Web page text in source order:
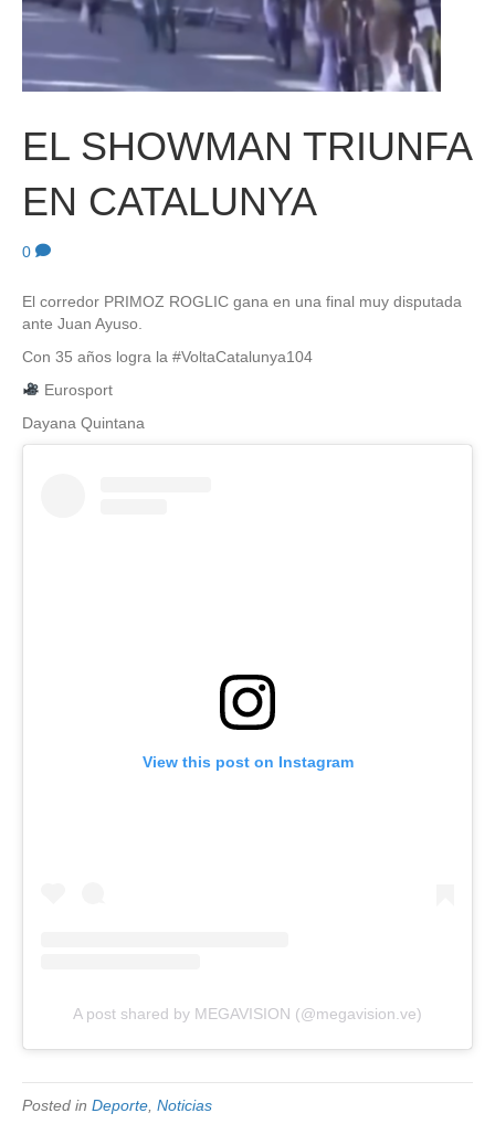
EL SHOWMAN TRIUNFA
EN CATALUNYA
0
El corredor PRIMOZ ROGLIC gana en una final muy disputada
ante Juan Ayuso.
Con 35 años logra la #VoltaCatalunya104
Eurosport
Dayana Quintana
View this post on Instagram
A post shared by MEGAVISION (@megavision.ve)
Posted in Deporte Noticias